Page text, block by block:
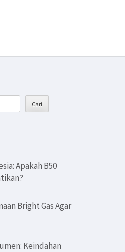
Cari
Apakah B50
Bright Gas Agar
Keindahan